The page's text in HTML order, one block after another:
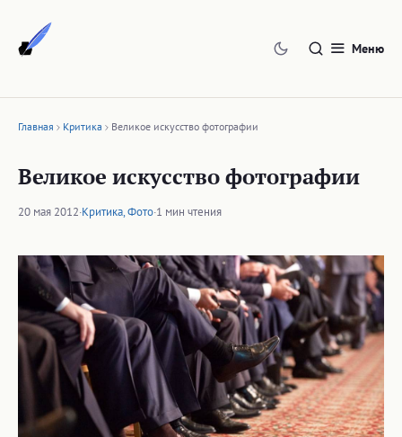
содержимому
Меню
Главная Критика Великое искусство фотографии
Великое искусство фотографии
20 мая 2012·Критика,Фото·1 мин чтения